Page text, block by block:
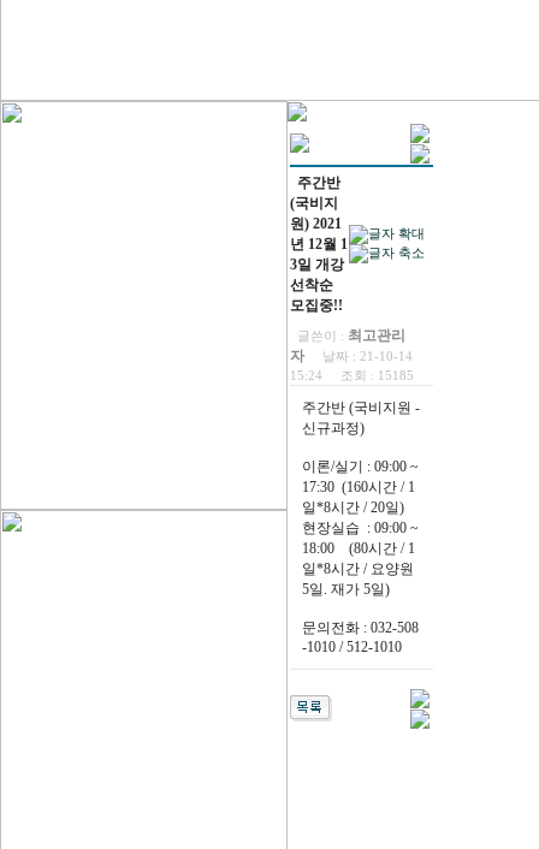
주간반
(국비지
원) 2021
년 12월 1
3일 개강
선착순
모집중!!
글쓴이 : 최고관리
자
날짜 : 21-10-14
15:24
조회 : 15185
주간반 (국비지원 -
신규과정)
이론/실기 : 09:00 ~
17:30 (160시간 / 1
일*8시간 / 20일)
현장실습 : 09:00 ~
18:00 (80시간 / 1
일*8시간 / 요양원
5일. 재가 5일)
문의전화 : 032-508
-1010 / 512-1010